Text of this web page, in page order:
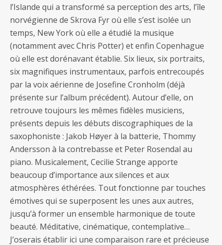
l’Islande qui a transformé sa perception des arts, l’île
norvégienne de Skrova Fyr où elle s’est isolée un
temps, New York où elle a étudié la musique
(notamment avec Chris Potter) et enfin Copenhague
où elle est dorénavant établie. Six lieux, six portraits,
six magnifiques instrumentaux, parfois entrecoupés
par la voix aérienne de Josefine Cronholm (déjà
présente sur l’album précédent). Autour d’elle, on
retrouve toujours les mêmes fidèles musiciens,
présents depuis les débuts discographiques de la
saxophoniste : Jakob Høyer à la batterie, Thommy
Andersson à la contrebasse et Peter Rosendal au
piano. Musicalement, Cecilie Strange apporte
beaucoup d’importance aux silences et aux
atmosphères éthérées. Tout fonctionne par touches
émotives qui se superposent les unes aux autres,
jusqu’à former un ensemble harmonique de toute
beauté. Méditative, cinématique, contemplative…
J’oserais établir ici une comparaison rare et précieuse